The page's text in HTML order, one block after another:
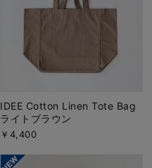
IDEE Cotton Linen Tote Bag
ライトブラウン
￥4,400